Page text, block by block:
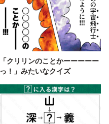
「クリリンのことかーーーーー
っ！」みたいなクイズ